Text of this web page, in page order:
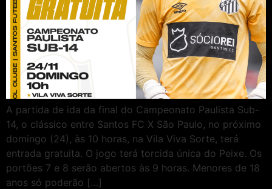
A partida de ida da final do Campeonato Paulista Sub-
14, o clássico entre Santos FC X São Paulo, no próximo
domingo (24), às 10 horas, na Vila Viva Sorte, terá
entrada gratuita. O jogo terá torcida única do Peixe. Os
portões 7 e 8 serão abertos às 9 horas. Menores de 18
anos só poderão […]